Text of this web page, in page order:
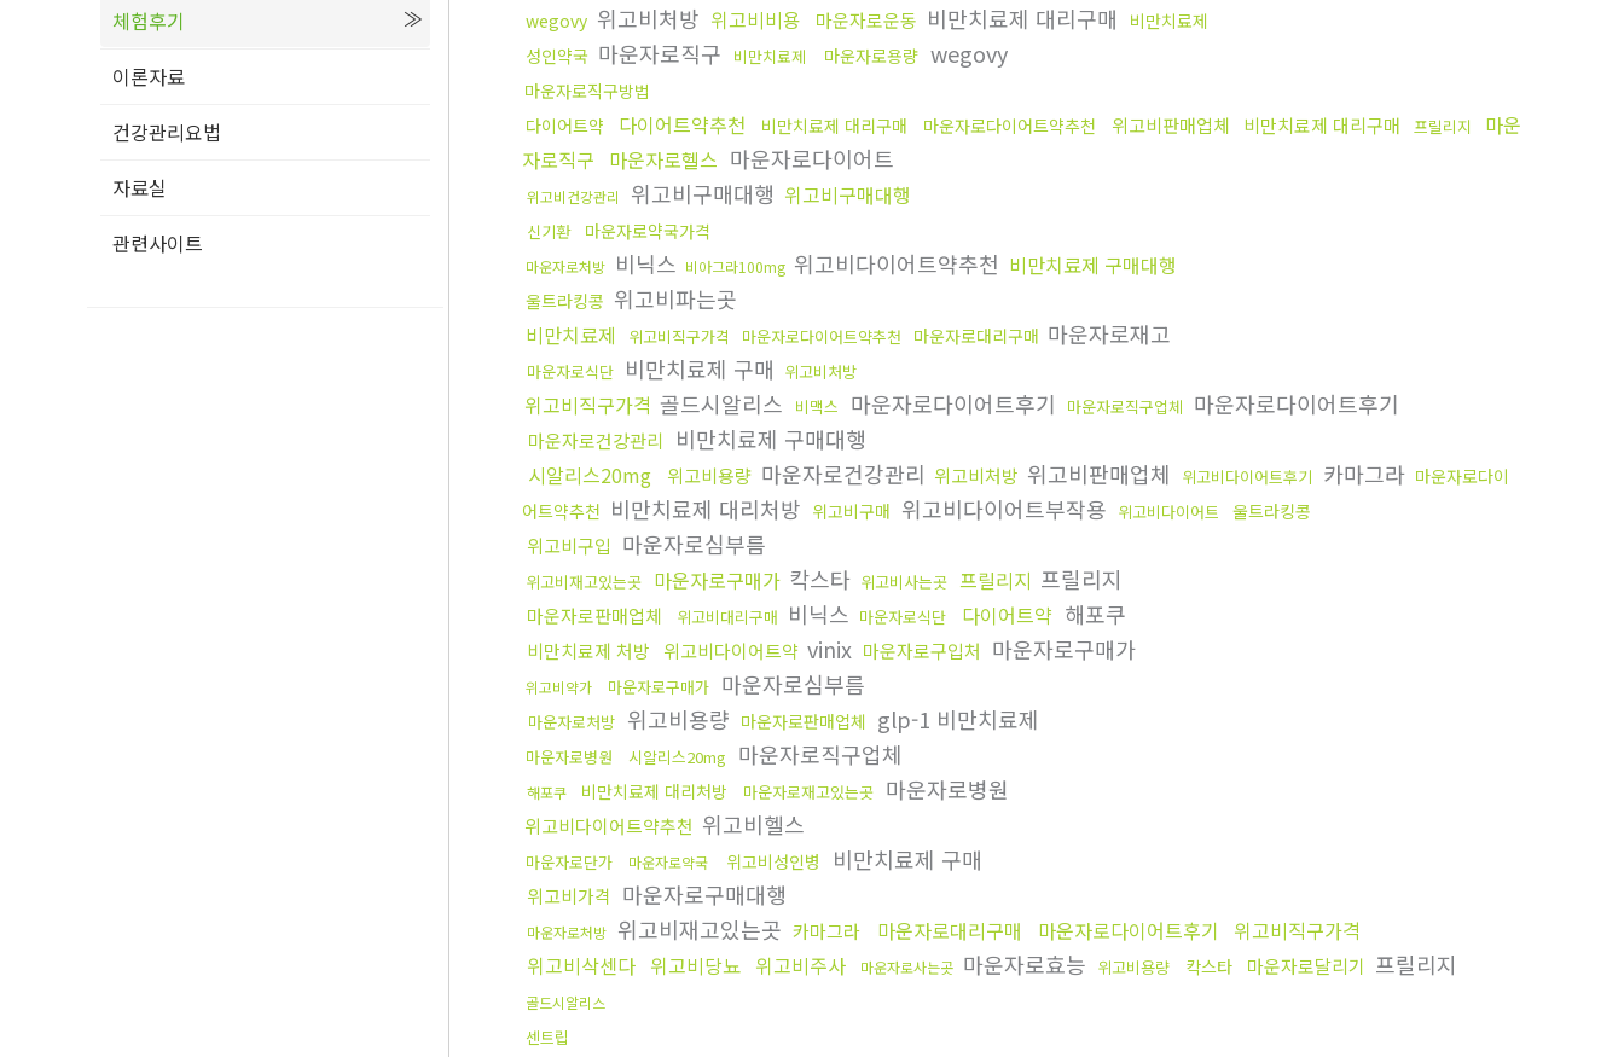
체험후기
이론자료
건강관리요법
자료실
관련사이트
wegovy 위고비처방 위고비비용 마운자로운동 비만치료제 대리구매
비만치료제
성인약국 마운자로직구 비만치료제 마운자로용량 wegovy
마운자로직구방법
다이어트약
다이어트약추천 비만치료제 대리구매 마운자로다이어트약추천 위고비판매업체 비만치료제 대리구매 프릴리지
마운
자로직구 마운자로헬스 마운자로다이어트
위고비건강관리 위고비구매대행 위고비구매대행
신기환 마운자로약국가격
마운자로처방 비닉스 비아그라100mg 위고비다이어트약추천 비만치료제 구매대행
울트라킹콩 위고비파는곳
비만치료제 위고비직구가격 마운자로다이어트약추천 마운자로대리구매 마운자로재고
마운자로식단 비만치료제 구매 위고비처방
위고비직구가격 골드시알리스 비맥스 마운자로다이어트후기 마운자로직구업체 마운자로다이어트후기
마운자로건강관리 비만치료제 구매대행
시알리스20mg 위고비용량 마운자로건강관리 위고비처방 위고비판매업체 위고비다이어트후기 카마그라 마운자로다이
어트약추천 비만치료제 대리처방 위고비구매 위고비다이어트부작용 위고비다이어트 울트라킹콩
위고비구입 마운자로심부름
위고비재고있는곳 마운자로구매가 칵스타 위고비사는곳 프릴리지 프릴리지
마운자로판매업체 위고비대리구매 비닉스 마운자로식단 다이어트약 해포쿠
비만치료제 처방 위고비다이어트약 vinix 마운자로구입처 마운자로구매가
위고비약가 마운자로구매가 마운자로심부름
마운자로처방 위고비용량 마운자로판매업체 glp-1 비만치료제
마운자로병원 시알리스20mg 마운자로직구업체
해포쿠 비만치료제 대리처방 마운자로재고있는곳 마운자로병원
위고비다이어트약추천 위고비헬스
마운자로단가 마운자로약국 위고비성인병 비만치료제 구매
위고비가격 마운자로구매대행
마운자로처방 위고비재고있는곳 카마그라 마운자로대리구매 마운자로다이어트후기
위고비직구가격
위고비삭센다 위고비당뇨 위고비주사 마운자로사는곳 마운자로효능 위고비용량 칵스타 마운자로달리기 프릴리지
골드시알리스
센트립